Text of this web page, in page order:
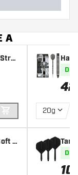
A
AGGIUNGI AL
T
42
20g
10